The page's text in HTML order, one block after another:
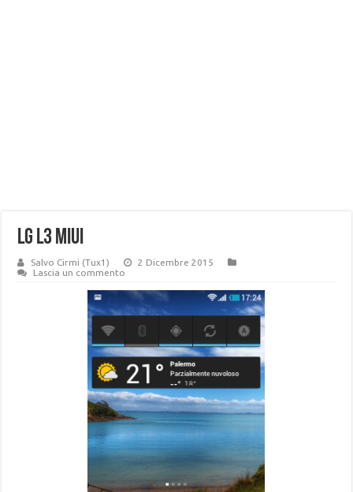
LG L3 miui
Salvo Cirmi (Tux1)
2 Dicembre 2015
Lascia un commento